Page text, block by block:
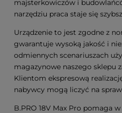
majsterkowiczów i
narzędziu praca staje się
Urządzenie to jest zgodne z
gwarantuje wysoką jakość i
odmiennych scenariuszach
magazynowe naszego sklepu
Klientom ekspresową
nabywcy mogą liczyć na
B.PRO 18V Max Pro pomaga